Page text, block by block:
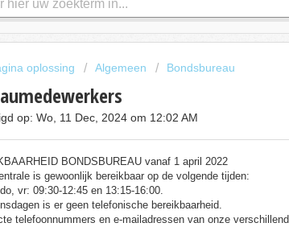
oplossing Algemeen Bondsbureau
op: Wo, 11 Dec, 2024 om 12:02 AM
BONDSBUREAU vanaf 1 april 2022
is gewoonlijk bereikbaar op de volgende tijden:
vr: 09:30-12:45 en 13:15-16:00.
is er geen telefonische bereikbaarheid.
telefoonnummers en e-mailadressen van onze